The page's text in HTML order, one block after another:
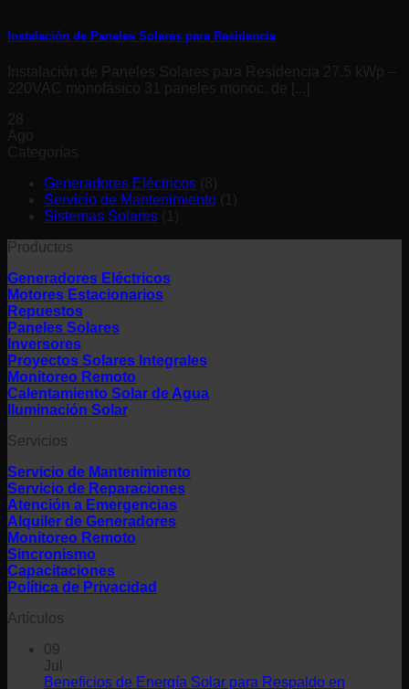
Instalación de Paneles Solares para Residencia
Instalación de Paneles Solares para Residencia 27.5 kWp –
220VAC monofásico 31 paneles monoc. de [...]
28
Ago
Categorías
Generadores Eléctricos (8)
Servicio de Mantenimiento
Sistemas Solares
Productos
Generadores Eléctricos
Motores Estacionarios
Repuestos
Paneles Solares
Inversores
Proyectos Solares Integrales
Monitoreo Remoto
Calentamiento Solar de Agua
Iluminación Solar
Servicios
Servicio de Mantenimiento
Servicio de Reparaciones
Atención a Emergencias
Alquiler de Generadores
Monitoreo Remoto
Sincronismo
Capacitaciones
Política de Privacidad
Artículos
09
Jul
Beneficios de Energía Solar para Respaldo en